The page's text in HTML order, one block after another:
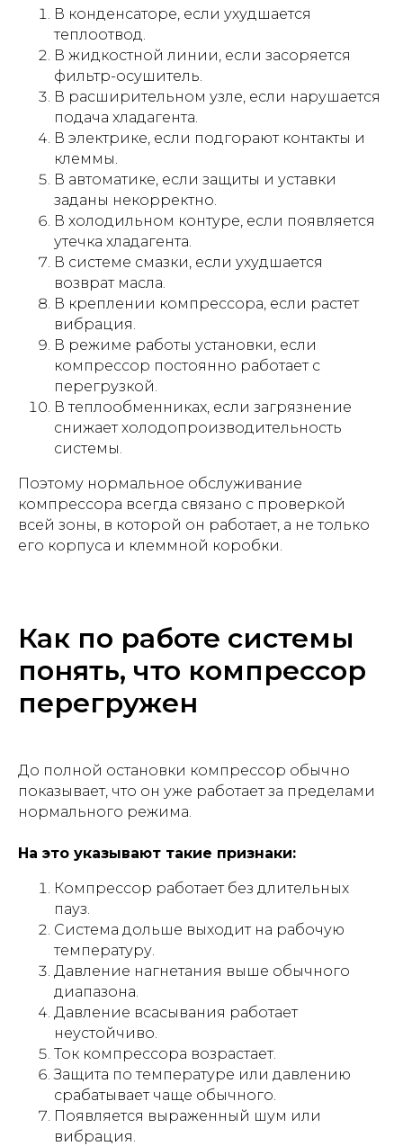
В конденсаторе, если ухудшается
теплоотвод.
В жидкостной линии, если засоряется
фильтр-осушитель.
В расширительном узле, если нарушается
подача хладагента.
В электрике, если подгорают контакты и
клеммы.
В автоматике, если защиты и уставки
заданы некорректно.
В холодильном контуре, если появляется
утечка хладагента.
В системе смазки, если ухудшается
возврат масла.
В креплении компрессора, если растет
вибрация.
В режиме работы установки, если
компрессор постоянно работает с
перегрузкой.
В теплообменниках, если загрязнение
снижает холодопроизводительность
системы.
Поэтому нормальное обслуживание
компрессора всегда связано с проверкой
всей зоны, в которой он работает, а не только
его корпуса и клеммной коробки.
Как по работе системы
понять, что компрессор
перегружен
До полной остановки компрессор обычно
показывает, что он уже работает за пределами
нормального режима.
На это указывают такие признаки:
Компрессор работает без длительных
пауз.
Система дольше выходит на рабочую
температуру.
Давление нагнетания выше обычного
диапазона.
Давление всасывания работает
неустойчиво.
Ток компрессора возрастает.
Защита по температуре или давлению
срабатывает чаще обычного.
Появляется выраженный шум или
вибрация.